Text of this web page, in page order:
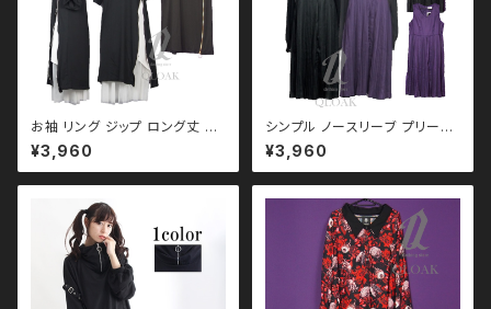
お袖 リング ジップ ロング丈 Ｔ
シャツ ワンピース qto110016
黒コーデ モード ユニセックス パ
ンク ロック Ｖ 系 原宿 個性的 d
g honey
¥3,960
シンプル ノースリーブ プリーツ
ワンピース qse110009 モノ
トーン ブラックコーデ 黒コーデ
モード 系 ゴス ゴシック ゴスロ
性的 drughoney ドラッグハニ
ー drug honey
¥3,960